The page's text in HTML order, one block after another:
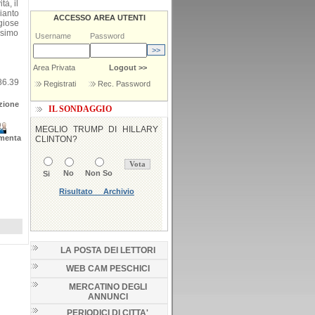
il
ACCESSO AREA UTENTI
Username Password
Area Privata
Logout >>
Registrati
Rec. Password
IL SONDAGGIO
LA POSTA DEI LETTORI
WEB CAM PESCHICI
MERCATINO DEGLI
ANNUNCI
PERIODICI DI CITTA'